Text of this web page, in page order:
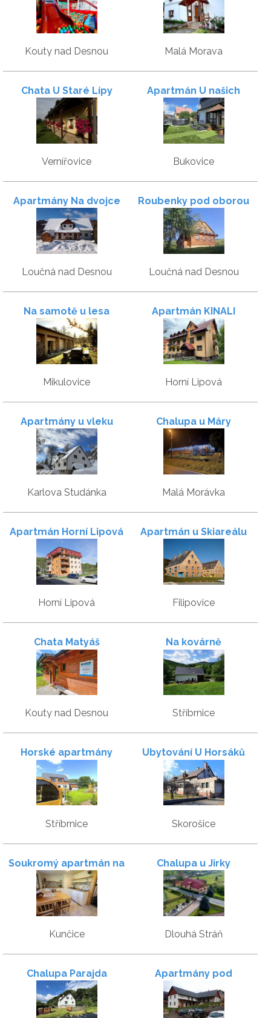
Kouty nad Desnou Malá Morava
Chata U Staré Lípy
Vernířovice
Apartmán U našich
Bukovice
Apartmány Na dvojce
Loučná nad Desnou
Roubenky pod oborou
Loučná nad Desnou
Na samotě u lesa
Mikulovice
Apartmán KINALI
Horní Lipová
Apartmány u vleku
Karlova Studánka
Chalupa u Máry
Malá Morávka
Apartmán Horní Lipová
Horní Lipová
Apartmán u Skiareálu
Filipovice
Chata Matyáš
Kouty nad Desnou
Na kovárně
Stříbrnice
Horské apartmány
Stříbrnice
Ubytování U Horsáků
Skorošice
Soukromý apartmán na
chatě U profesora
Kunčice
Chalupa u Jirky
Dlouhá Stráň
Chalupa Parajda
Apartmány pod
Kraličákem